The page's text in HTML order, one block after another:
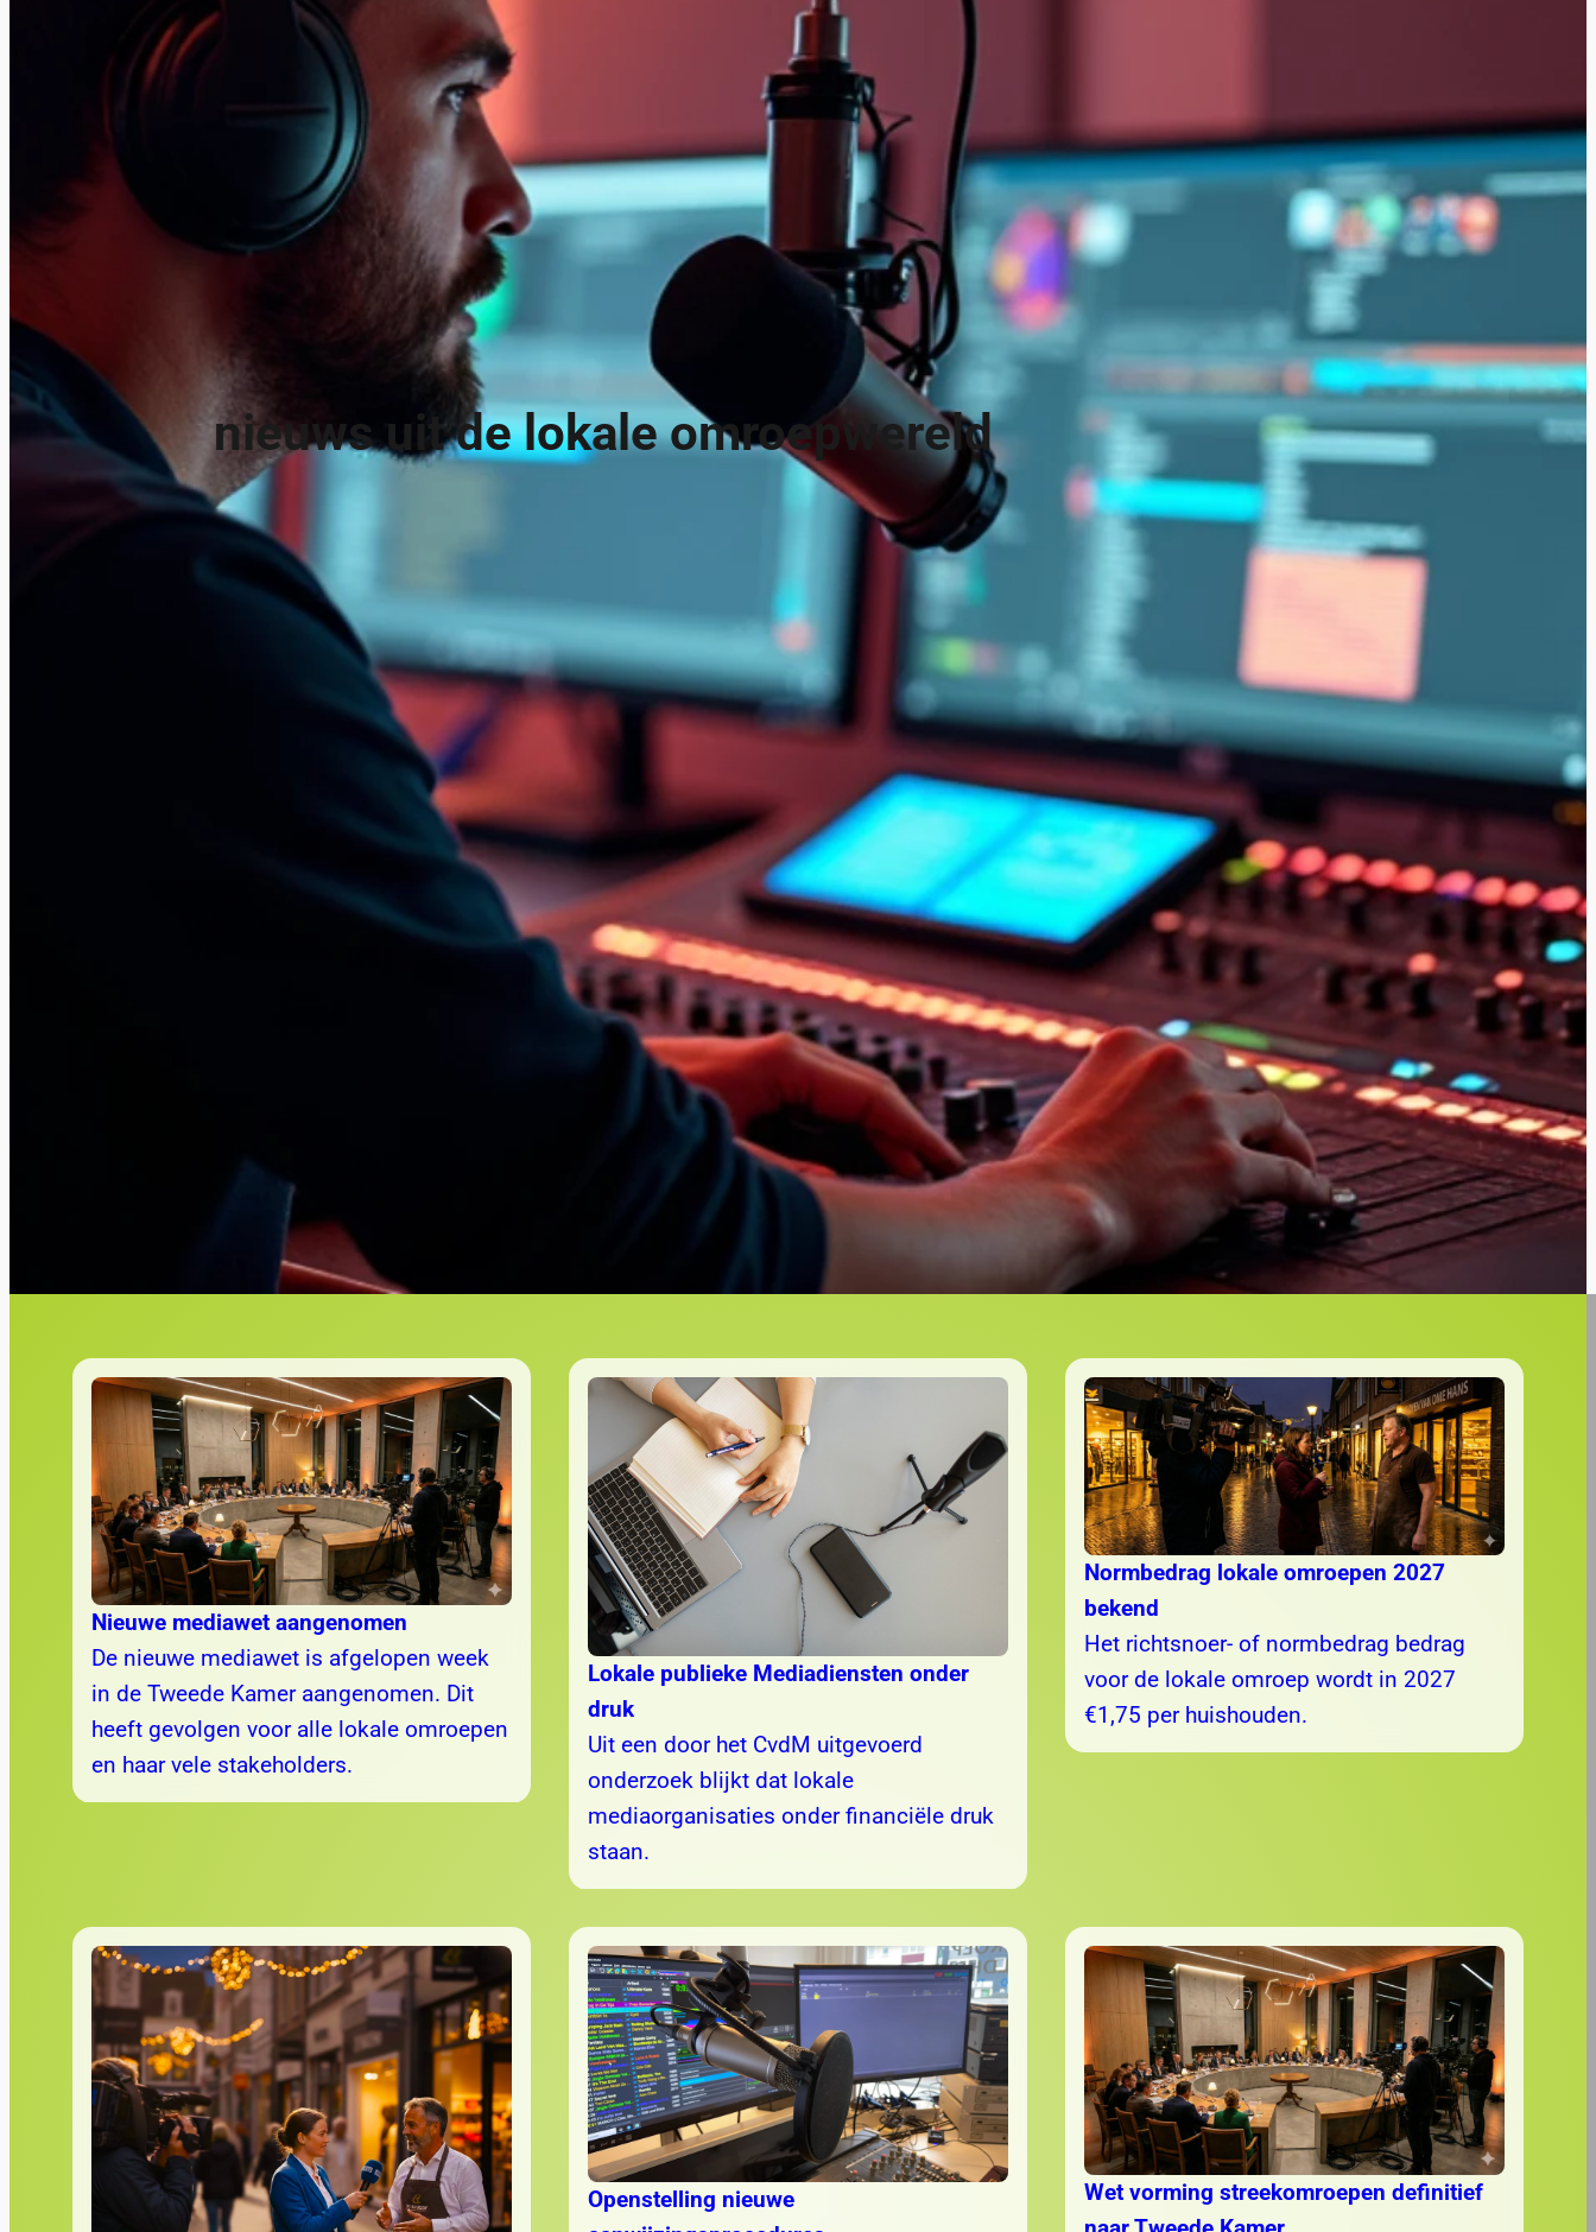
nieuws uit de lokale omroepwereld
Nieuwe mediawet aangenomen
De nieuwe mediawet is afgelopen week
in de Tweede Kamer aangenomen. Dit
heeft gevolgen voor alle lokale omroepen
en haar vele stakeholders.
Lokale publieke Mediadiensten onder
druk
Uit een door het CvdM uitgevoerd
onderzoek blijkt dat lokale
mediaorganisaties onder financiële druk
staan.
Normbedrag lokale omroepen 2027
bekend
Het richtsnoer- of normbedrag bedrag
voor de lokale omroep wordt in 2027
€1,75 per huishouden.
Openstelling nieuwe
Wet vorming streekomroepen definitief